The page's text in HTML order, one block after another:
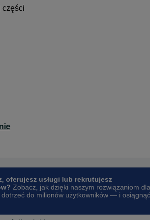
części
oferujesz usługi lub rekrutujesz
Zobacz, jak dzięki naszym rozwiązaniom dla
do milionów użytkowników — i osiągnąć